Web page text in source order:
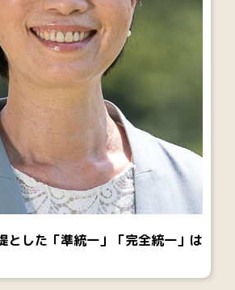
とした「準統一」「完全統一」は